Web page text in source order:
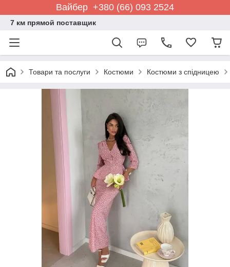
Вайбер +380 (66) 093 2524
7 км прямой поставщик
Товари та послуги Костюми Костюми з спідницею